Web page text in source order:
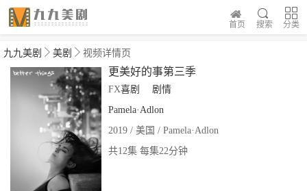
分类
搜索
首页
九九美剧 美剧 视频详情页
更美好的事第三季
FX喜剧
剧情
Pamela·Adlon
2019 / 美国 / Pamela·Adlon
共12集 每集22分钟